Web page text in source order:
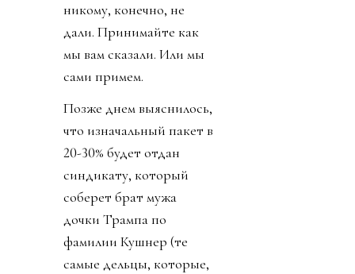
никому, конечно, не
дали. Принимайте как
мы вам сказали. Или мы
сами примем.
Позже днем выяснилось,
что изначальный пакет в
20-30% будет отдан
синдикату, который
соберет брат мужа
дочки Трампа по
фамилии Кушнер (те
самые дельцы, которые,